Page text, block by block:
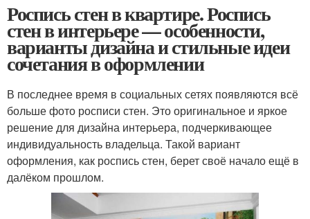
Роспись стен в квартире. Роспись
стен в интерьере — особенности,
варианты дизайна и стильные идеи
сочетания в оформлении
В последнее время в социальных сетях появляются всё
больше фото росписи стен. Это оригинальное и яркое
решение для дизайна интерьера, подчеркивающее
индивидуальность владельца. Такой вариант
оформления, как роспись стен, берет своё начало ещё в
далёком прошлом.